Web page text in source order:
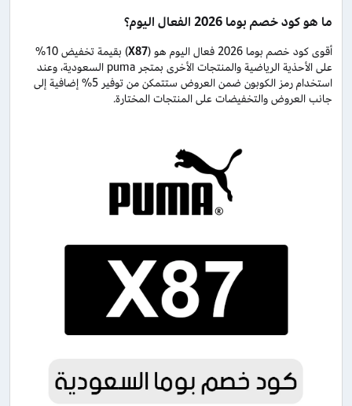
ما هو كود خصم بوما 2026 الفعال اليوم؟
أقوى كود خصم بوما 2026 فعال اليوم هو ( X87
) بقيمة تخفيض 10%
على الأحذية الرياضية والمنتجات الأخرى بمتجر puma السعودية، وعند
استخدام رمز الكوبون ضمن العروض ستتمكن من توفير 5% إضافية إلى
جانب العروض والتخفيضات على المنتجات المختارة.